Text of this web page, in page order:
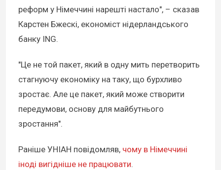
реформ у Німеччині нарешті настало", – сказав
Карстен Бжескі, економіст нідерландського
банку ING.
"Це не той пакет, який в одну мить перетворить
стагнуючу економіку на таку, що бурхливо
зростає. Але це пакет, який може створити
передумови, основу для майбутнього
зростання".
Раніше УНІАН повідомляв, чому в Німеччині
іноді вигідніше не працювати.